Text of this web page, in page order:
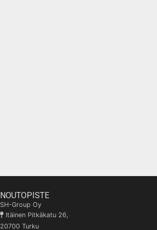
NOUTOPISTE
SH-Group Oy
Itäinen Pitkäkatu 26,
20700 Turku